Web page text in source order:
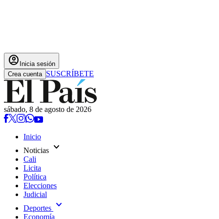
account_circle Inicia sesión
Crea cuenta SUSCRÍBETE
sábado, 8 de agosto de 2026
Inicio
Noticias expand_more
Cali
Licita
Política
Elecciones
Judicial
Deportes expand_more
Economía